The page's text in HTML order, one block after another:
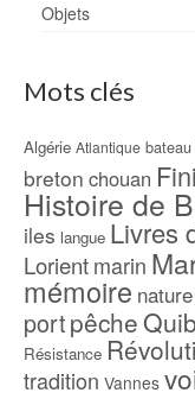
Objets
Mots clés
Algérie Atlantique bateau
breton chouan
Histoire de
iles langue Livres
Lorientmarin
mémoire nature
portpêche
Résistance
tradition Vannes